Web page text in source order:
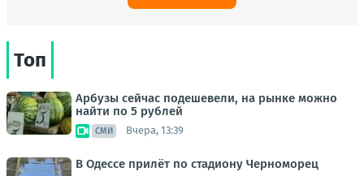
Топ
Арбузы сейчас подешевели, на рынке можно
найти по 5 рублей
СМИ Вчера, 13:39
В Одессе прилёт по стадиону Черноморец